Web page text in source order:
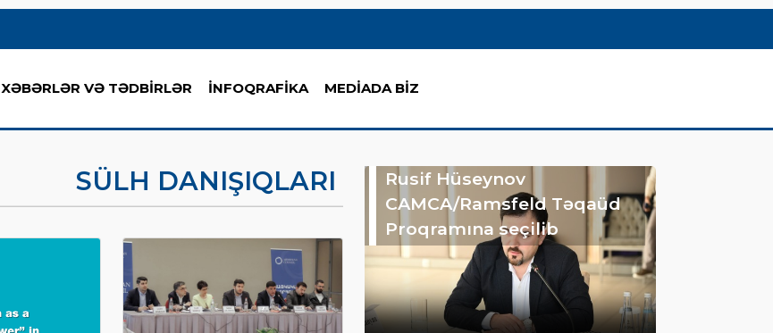
XƏBƏRLƏR VƏ TƏDBİRLƏR İNFOQRAFİKA MEDİADA BİZ
SÜLH DANIŞIQLARI
Rusif Hüseynov
CAMCA/Ramsfeld Təqaüd
Proqramına seçilib